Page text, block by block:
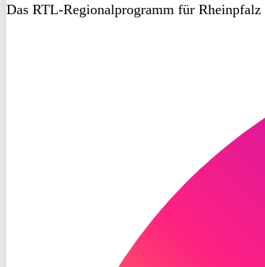
Das RTL-Regionalprogramm für